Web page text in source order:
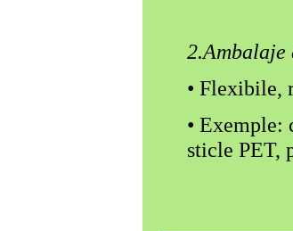
• Flexibile,
• Exemple:
sticle PET,